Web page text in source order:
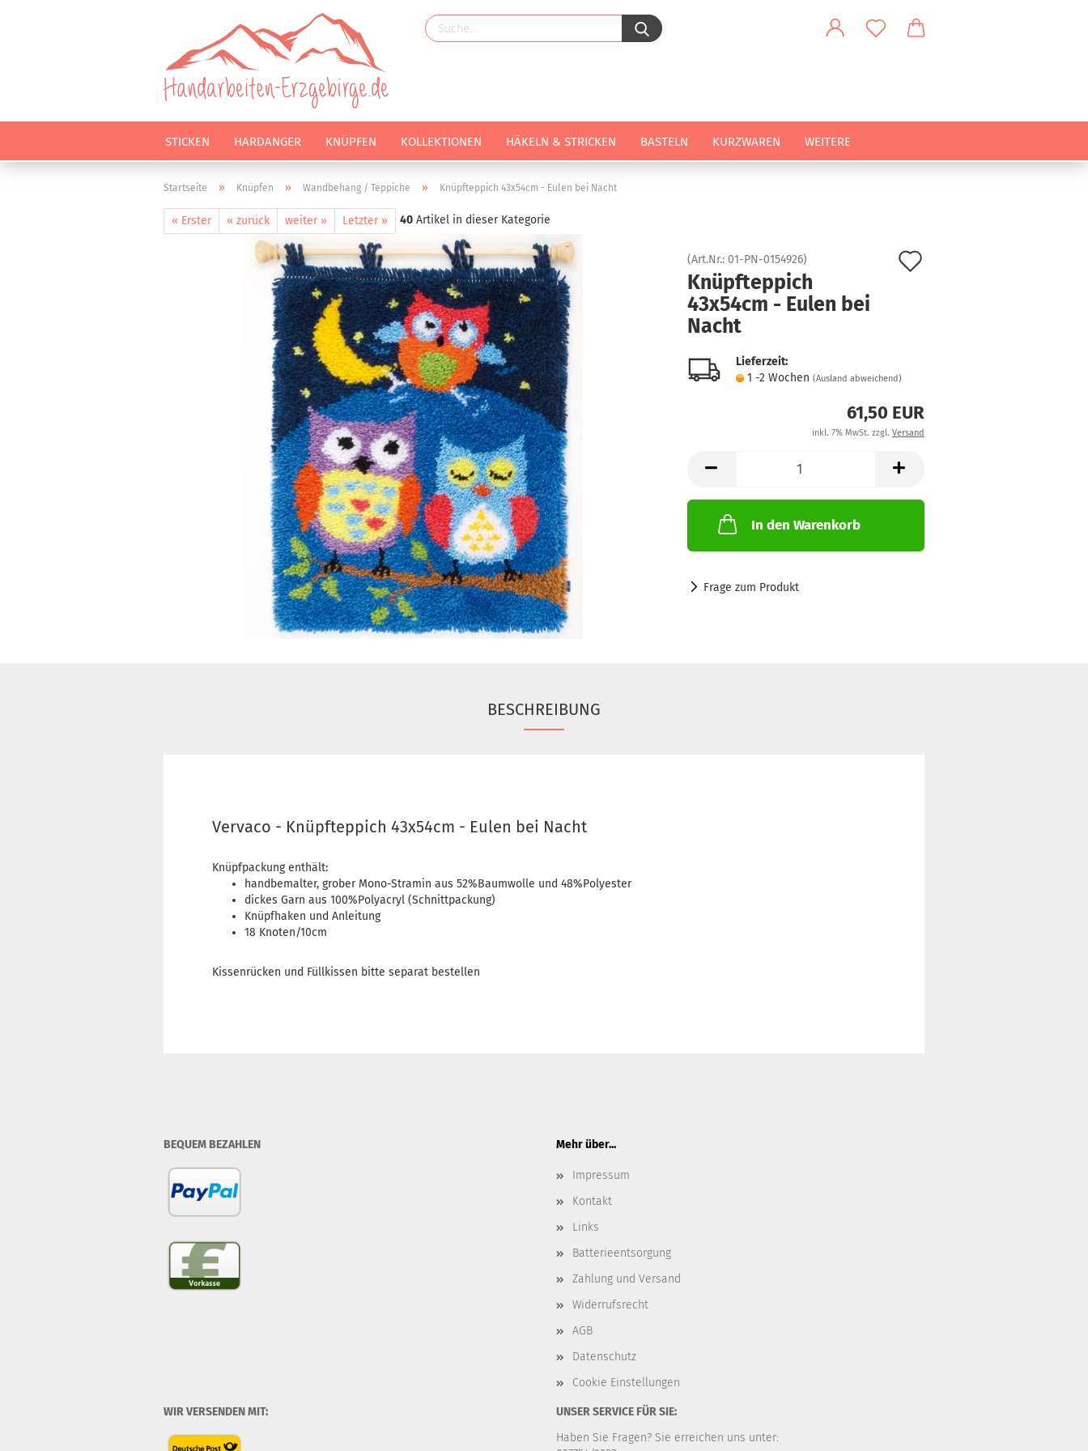
STICKEN HARDANGER KNÜPFEN KOLLEKTIONEN HÄKELN & STRICKEN BASTELN KURZWAREN WEITERE
Startseite » Knüpfen » Wandbehang / Teppiche » Knüpfteppich 43x54cm - Eulen bei Nacht
« Erster « zurück weiter » Letzter » 40 Artikel in dieser Kategorie
(Art.Nr.: 01-PN-0154926)
Knüpfteppich
43x54cm - Eulen bei
Nacht
Lieferzeit:
1 -2 Wochen (Ausland abweichend)
61,50 EUR
inkl. 7% MwSt. zzgl. Versand
In den Warenkorb
Frage zum Produkt
BESCHREIBUNG
Vervaco - Knüpfteppich 43x54cm - Eulen bei Nacht
Knüpfpackung enthält:
handbemalter, grober Mono-Stramin aus 52%Baumwolle und 48%Polyester
dickes Garn aus 100%Polyacryl (Schnittpackung)
Knüpfhaken und Anleitung
18 Knoten/10cm
Kissenrücken und Füllkissen bitte separat bestellen
BEQUEM BEZAHLEN Mehr über...
Impressum
Kontakt
Links
Batterieentsorgung
Zahlung und Versand
Widerrufsrecht
AGB
Datenschutz
Cookie Einstellungen
WIR VERSENDEN MIT:
UNSER SERVICE FÜR SIE:
Haben Sie Fragen? Sie erreichen uns unter: